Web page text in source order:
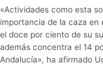
«Actividades como esta
importancia de la caza en
el doce por ciento de su
además concentra el 14
Andalucía», ha afirmado